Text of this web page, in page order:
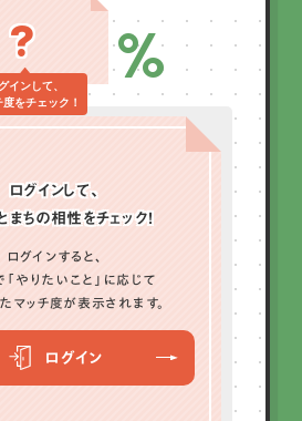
インして、
をチェック！
? %
ログインして、
まちの相性をチェック！
ログインすると、
やりたいこと」に応じて
マッチ度が表示されます。
ログイン